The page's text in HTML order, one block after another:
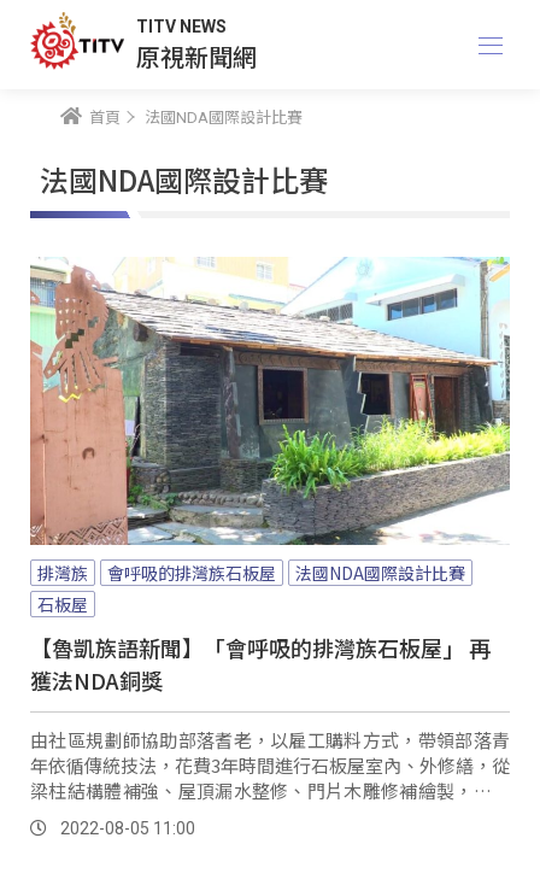
TITV NEWS
原視新聞網
首頁 法國NDA國際設計比賽
法國NDA國際設計比賽
排灣族 會呼吸的排灣族石板屋
法國NDA國際設計比賽
石板屋
【魯凱族語新聞】「會呼吸的排灣族石板屋」 再
獲法NDA銅獎
由社區規劃師協助部落耆老，以雇工購料方式，帶領部落青
年依循傳統技法，花費3年時間進行石板屋室內、外修繕，從
梁柱結構體補強、屋頂漏水整修、門片木雕修補繪製，以及
象徵部落精神的石柱等修復跟改建，「會呼吸的排灣族石板
屋」再榮獲國際大獎，法國NDA(NOVUM...。
2022-08-05 11:00